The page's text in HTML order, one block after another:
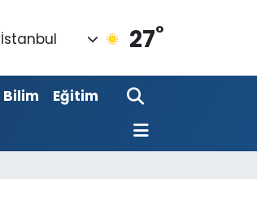
İstanbul 27°
Bilim
Eğitim